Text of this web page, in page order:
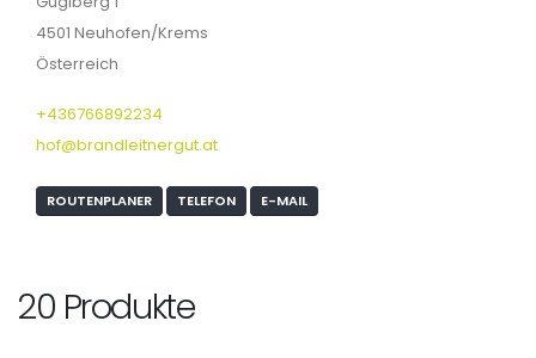
4501 Neuhofen/Krems
Österreich
+436766892234
hof@brandleitnergut.at
ROUTENPLANER TELEFON E-MAIL
20 Produkte